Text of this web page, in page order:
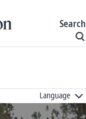
Search
Language